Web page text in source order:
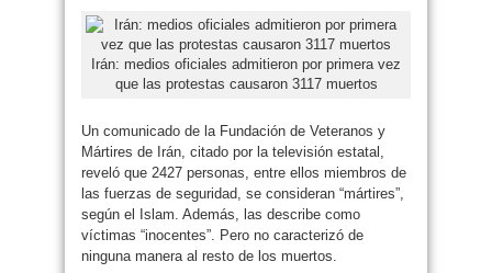
Irán: medios oficiales admitieron por primera vez
que las protestas causaron 3117 muertos
Un comunicado de la Fundación de Veteranos y
Mártires de Irán, citado por la televisión estatal,
reveló que 2427 personas, entre ellos miembros de
las fuerzas de seguridad, se consideran “mártires”,
según el Islam. Además, las describe como
víctimas “inocentes”. Pero no caracterizó de
ninguna manera al resto de los muertos.